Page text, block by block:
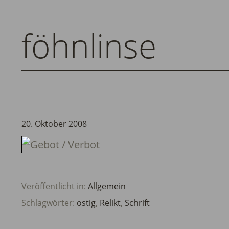
föhnlinse
20. Oktober 2008
Veröffentlicht in: Allgemein
Schlagwörter: ostig, Relikt, Schrift